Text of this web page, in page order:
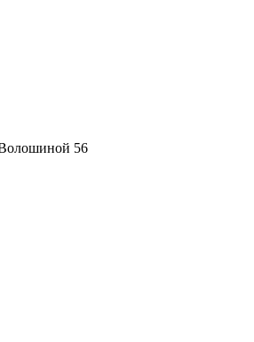
56